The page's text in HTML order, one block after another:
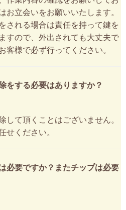
お立会いをお願いいたします。
される場合は責任を持って鍵を
すので、外出されても大丈夫で
様で必ず行ってください。
をする必要はありますか？
して頂くことはございません。
せください。
必要ですか？またチップは必要